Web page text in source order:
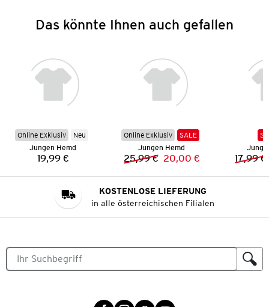
Das könnte Ihnen auch gefallen
Online Exklusiv
Neu
Jungen Hemd
Preis:
19,99 €
Online Exklusiv
SALE
Jungen Hemd
Vorheriger Preis:
25,99 € Neuer Preis:
20,00 € 17,99 €
KOSTENLOSE LIEFERUNG
in alle österreichischen Filialen